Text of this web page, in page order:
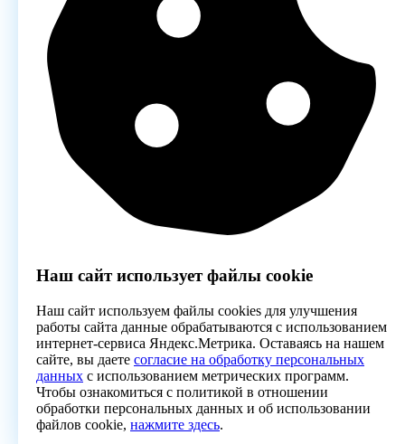
Наш сайт использует файлы cookie
Наш сайт используем файлы cookies для улучшения
работы сайта данные обрабатываются с использованием
интернет-сервиса Яндекс.Метрика. Оставаясь на нашем
сайте, вы даете согласие на обработку персональных
данных с использованием метрических программ.
Чтобы ознакомиться с политикой в отношении
обработки персональных данных и об использовании
файлов cookie, нажмите здесь.